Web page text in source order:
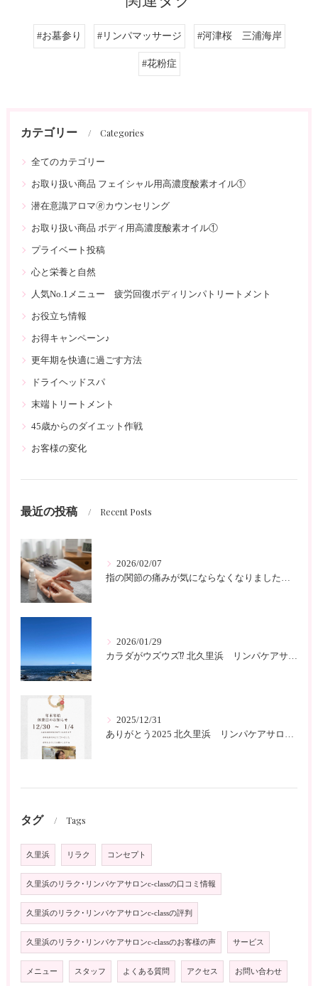
#お墓参り #リンパマッサージ #河津桜 三浦海岸
#花粉症
カテゴリー Categories
全てのカテゴリー
お取り扱い商品 フェイシャル用高濃度酸素オイル①
潜在意識アロマ🄬カウンセリング
お取り扱い商品 ボディ用高濃度酸素オイル①
プライベート投稿
心と栄養と自然
人気No.1メニュー 疲労回復ボディリンパトリートメント
お役立ち情報
お得キャンペーン♪
更年期を快適に過ごす方法
ドライヘッドスパ
末端トリートメント
45歳からのダイエット作戦
お客様の変化
最近の投稿 Recent Posts
2026/02/07
2026/01/29
2025/12/31
タグ Tags
久里浜 リラク コンセプト
久里浜のリラク･リンパケアサロンc-classの口コミ情報
久里浜のリラク･リンパケアサロンc-classの評判
久里浜のリラク･リンパケアサロンc-classのお客様の声 サービス
メニュー スタッフ よくある質問 アクセス お問い合わせ